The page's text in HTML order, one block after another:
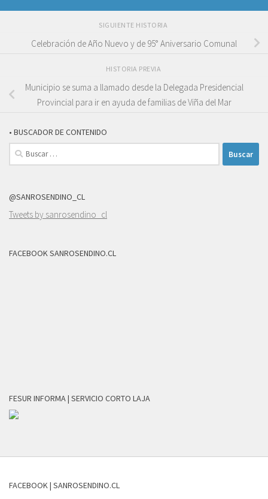
SIGUIENTE HISTORIA
Celebración de Año Nuevo y de 95° Aniversario Comunal
HISTORIA PREVIA
Municipio se suma a llamado desde la Delegada Presidencial
Provincial para ir en ayuda de familias de Viña del Mar
• BUSCADOR DE CONTENIDO
Buscar:
@SANROSENDINO_CL
Tweets by sanrosendino_cl
FACEBOOK SANROSENDINO.CL
FESUR INFORMA | SERVICIO CORTO LAJA
FACEBOOK | SANROSENDINO.CL